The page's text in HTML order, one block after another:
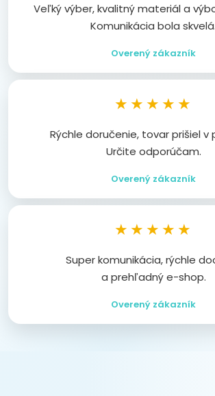
Veľký výber, kvalitný materiál a
Komunikácia bola skvelá.
Overený zákazník
★★★★★
Rýchle doručenie, tovar prišiel v
Určite odporúčam.
Overený zákazník
★★★★★
Super komunikácia, rýchle
a prehľadný e-shop.
Overený zákazník